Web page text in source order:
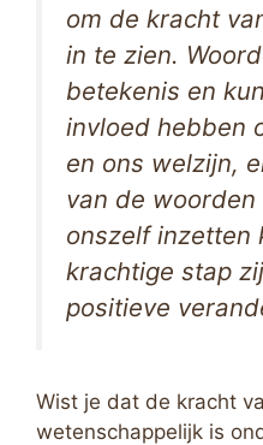
om de kracht
in te zien.
betekenis en
invloed hebben
en ons welzijn,
van de
onszelf inzetten
krachtige stap
positieve
Wist je dat de kracht
wetenschappelijk is